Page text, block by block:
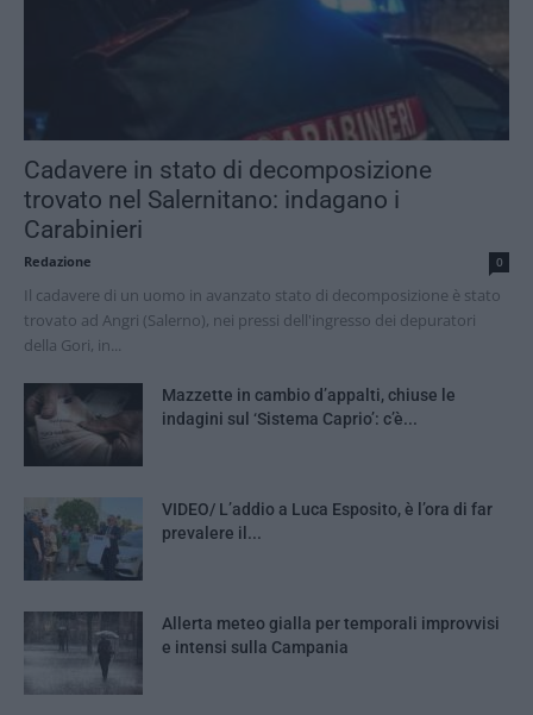
Cadavere in stato di decomposizione
trovato nel Salernitano: indagano i
Carabinieri
Redazione 0
Il cadavere di un uomo in avanzato stato di decomposizione è stato
trovato ad Angri (Salerno), nei pressi dell'ingresso dei depuratori
della Gori, in...
Mazzette in cambio d’appalti, chiuse le
indagini sul ‘Sistema Caprio’: c’è...
VIDEO/ L’addio a Luca Esposito, è l’ora di far
prevalere il...
Allerta meteo gialla per temporali improvvisi
e intensi sulla Campania